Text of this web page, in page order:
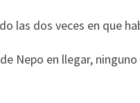
las dos veces en que
Nepo en llegar,